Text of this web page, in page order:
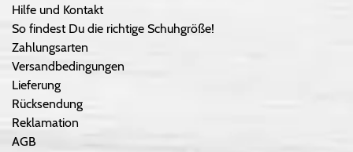
Hilfe und Kontakt
So findest Du die richtige Schuhgröße!
Zahlungsarten
Versandbedingungen
Lieferung
Rücksendung
Reklamation
AGB